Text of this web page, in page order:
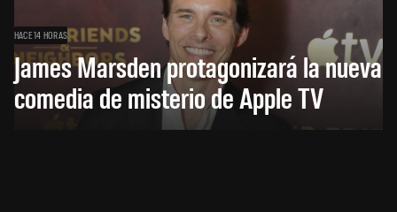
HACE 14 HORAS
James Marsden protagonizará la nueva
comedia de misterio de Apple TV